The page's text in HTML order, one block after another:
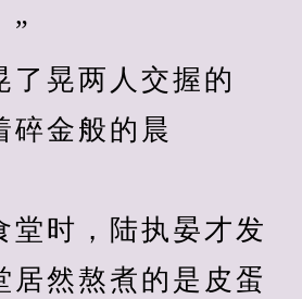
”
晃两人交握的
碎金般的晨
时，陆执晏才发
居然熬煮的是皮蛋